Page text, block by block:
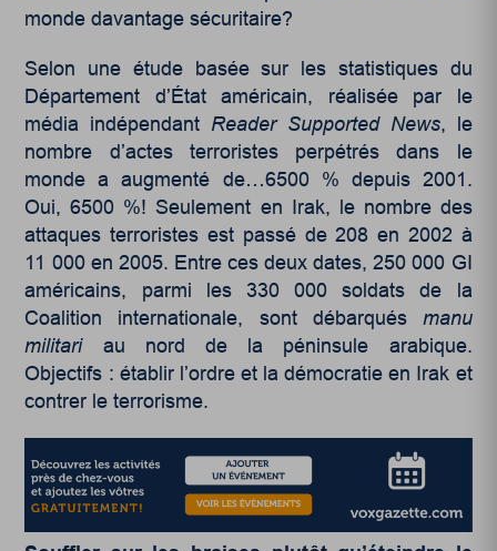
monde davantage sécuritaire?
Selon une étude basée sur les statistiques du
Département d’État américain, réalisée par le
média indépendant Reader Supported News, le
nombre d’actes terroristes perpétrés dans le
monde a augmenté de…6500 % depuis 2001.
Oui, 6500 %! Seulement en Irak, le nombre des
attaques terroristes est passé de 208 en 2002 à
11 000 en 2005. Entre ces deux dates, 250 000 GI
américains, parmi les 330 000 soldats de la
Coalition internationale, sont débarqués manu
militariau nord de la péninsule arabique.
Objectifs : établir l’ordre et la démocratie en Irak et
contrer le terrorisme.